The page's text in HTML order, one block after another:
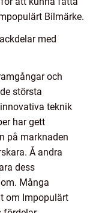
Bilmärke.
med
och
största
teknik
har gett
på marknaden
Å andra
dess
Många
om Impopulärt